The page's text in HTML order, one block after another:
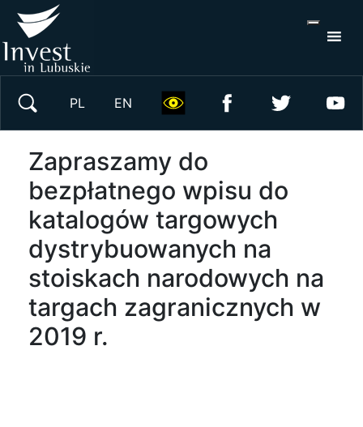
PL EN
Zapraszamy do
bezpłatnego wpisu do
katalogów targowych
dystrybuowanych na
stoiskach narodowych na
targach zagranicznych w
2019 r.
Wyszukaj w serwisie